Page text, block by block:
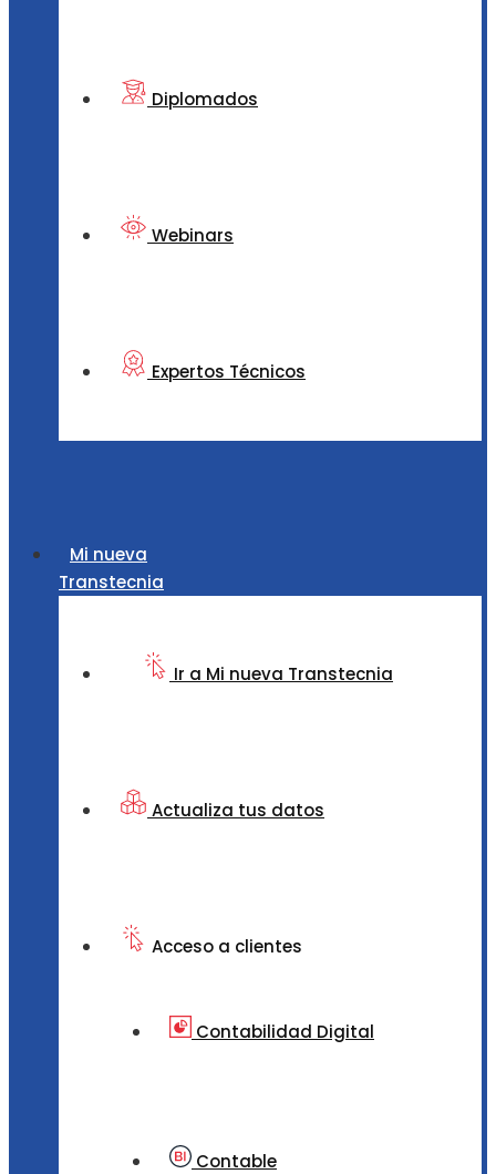
Diplomados
Webinars
Expertos Técnicos
Mi nueva
Transtecnia
Ir a Mi nueva Transtecnia
Actualiza tus datos
Acceso a clientes
Contabilidad Digital
Contable